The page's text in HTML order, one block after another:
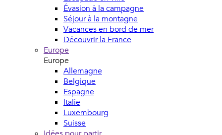
Évasion à la campagne
Séjour à la montagne
Vacances en bord de mer
Découvrir la France
Europe
Europe
Allemagne
Belgique
Espagne
Italie
Luxembourg
Suisse